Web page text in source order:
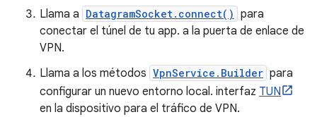
Llama a DatagramSocket.connect() para
conectar el túnel de tu app. a la puerta de enlace de
VPN.
Llama a los métodos VpnService.Builder para
configurar un nuevo entorno local. interfaz TUN
en la dispositivo para el tráfico de VPN.